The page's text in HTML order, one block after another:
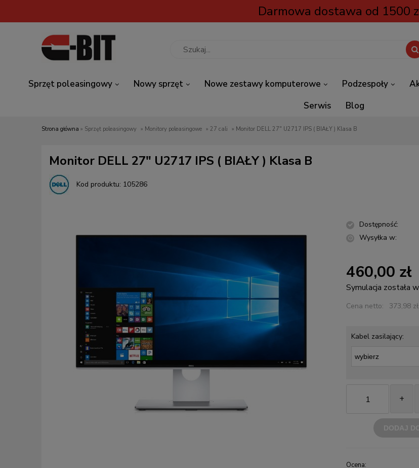
Darmowa dostawa od 1500
Sprzęt poleasingowy Nowy sprzęt Nowe zestawy komputerowe Podzespoły
Serwis
Blog
Strona główna » Sprzęt poleasingowy » Monitory poleasingowe » 27 cali » Monitor DELL 27" U2717 IPS ( BIAŁY ) Klasa B
Monitor DELL 27" U2717 IPS ( BIAŁY ) Klasa B
Kod produktu: 105286
Dostępność:
Wysyłka w:
460,00 zł
Symulacja została
Cena netto: 373,98 zł
Kabel zasilający:
+
Ocena: